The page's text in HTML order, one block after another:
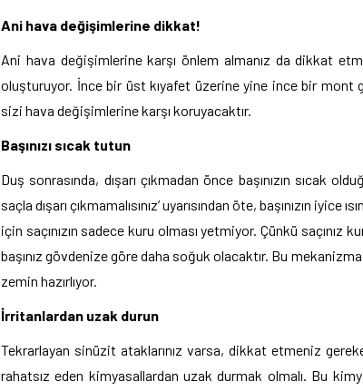
Ani hava değişimlerine dikkat!
Ani hava değişimlerine karşı önlem almanız da dikkat
oluşturuyor. İnce bir üst kıyafet üzerine yine ince bir mont
sizi hava değişimlerine karşı koruyacaktır.
Başınızı sıcak tutun
Duş sonrasında, dışarı çıkmadan önce başınızın sıcak
saçla dışarı çıkmamalısınız’ uyarısından öte, başınızın iyice
için saçınızın sadece kuru olması yetmiyor. Çünkü saçınız
başınız gövdenize göre daha soğuk olacaktır. Bu
zemin hazırlıyor.
İrritanlardan uzak durun
Tekrarlayan sinüzit ataklarınız varsa, dikkat etmeniz
rahatsız eden kimyasallardan uzak durmak olmalı. Bu